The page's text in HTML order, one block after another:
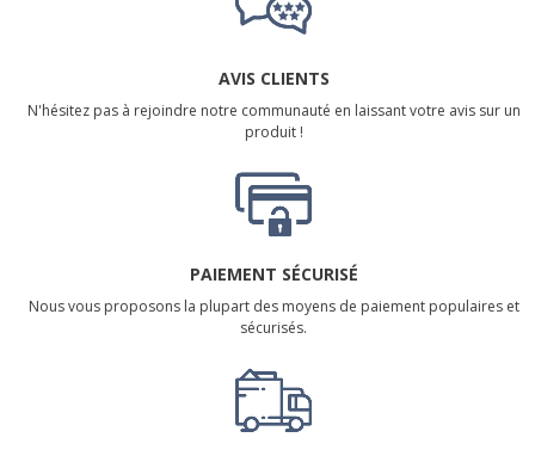
AVIS CLIENTS
N'hésitez pas à rejoindre notre communauté en laissant votre avis sur un
produit !
PAIEMENT SÉCURISÉ
Nous vous proposons la plupart des moyens de paiement populaires et
sécurisés.